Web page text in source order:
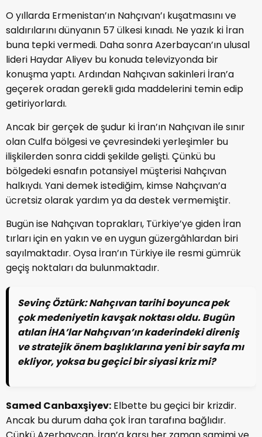
O yıllarda Ermenistan’ın Nahçıvan’ı kuşatmasını ve
saldırılarını dünyanın 57 ülkesi kınadı. Ne yazık ki İran
buna tepki vermedi. Daha sonra Azerbaycan’ın ulusal
lideri Haydar Aliyev bu konuda televizyonda bir
konuşma yaptı. Ardından Nahçıvan sakinleri İran’a
geçerek oradan gerekli gıda maddelerini temin edip
getiriyorlardı.
Ancak bir gerçek de şudur ki İran’ın Nahçıvan ile sınır
olan Culfa bölgesi ve çevresindeki yerleşimler bu
ilişkilerden sonra ciddi şekilde gelişti. Çünkü bu
bölgedeki esnafın potansiyel müşterisi Nahçıvan
halkıydı. Yani demek istediğim, kimse Nahçıvan’a
ücretsiz olarak yardım ya da destek vermemiştir.
Bugün ise Nahçıvan toprakları, Türkiye’ye giden İran
tırları için en yakın ve en uygun güzergâhlardan biri
sayılmaktadır. Oysa İran’ın Türkiye ile resmi gümrük
geçiş noktaları da bulunmaktadır.
Sevinç Öztürk:Nahçıvan tarihi boyunca pek
çok medeniyetin kavşak noktası oldu. Bugün
atılan İHA’lar Nahçıvan’ın kaderindeki direniş
ve stratejik önem başlıklarına yeni bir sayfa mı
ekliyor, yoksa bu geçici bir siyasi kriz mi?
Samed Canbaxşiyev: Elbette bu geçici bir krizdir.
Ancak bu durum daha çok İran tarafına bağlıdır.